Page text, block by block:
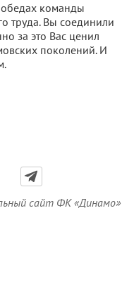
команды
труда. Вы соединили
за это Вас ценил
поколений. И
сайт ФК «Динамо»